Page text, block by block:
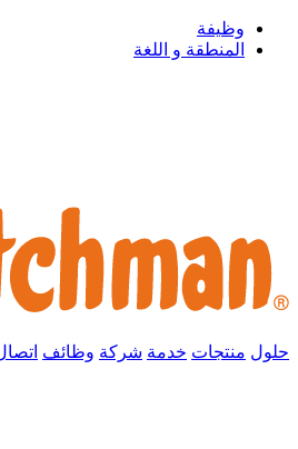
وظيفة
المنطقة و اللغة
حلول منتجات خدمة شركة وظائف